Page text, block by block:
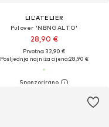
LIL'ATELIER
Pulover 'NBNGALTO'
28,90 €
Prvotno: 32,90 €
Posljednja najniža cijena:28,90 €